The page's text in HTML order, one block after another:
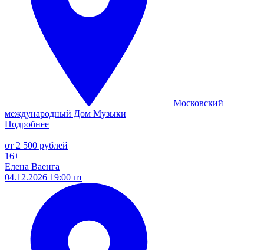
Московский
международный Дом Музыки
Подробнее
от 2 500 рублей
16+
Елена Ваенга
04.12.2026 19:00 пт